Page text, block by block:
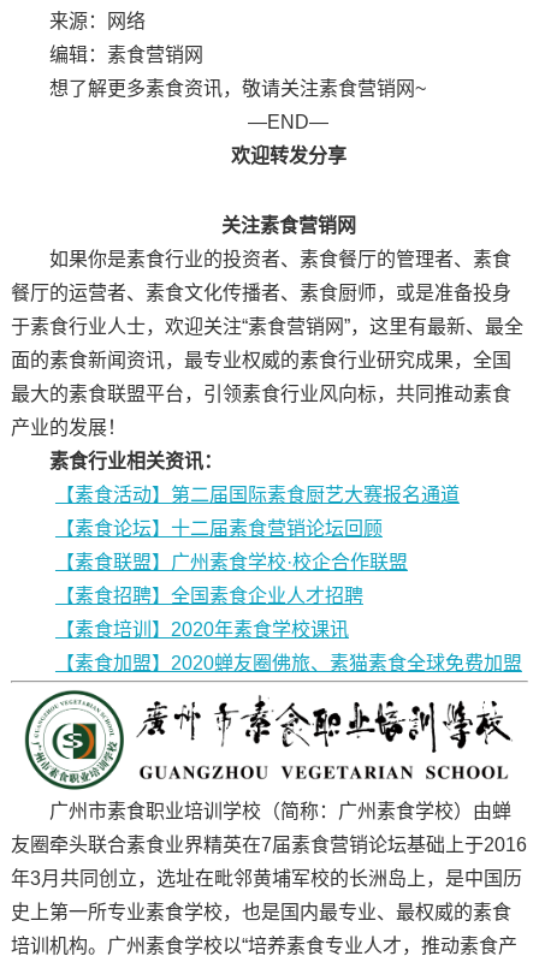
来源：网络
编辑：素食营销网
想了解更多素食资讯，敬请关注素食营销网~
—END—
欢迎转发分享
关注素食营销网
如果你是素食行业的投资者、素食餐厅的管理者、素食
餐厅的运营者、素食文化传播者、素食厨师，或是准备投身
于素食行业人士，欢迎关注“素食营销网”，这里有最新、最全
面的素食新闻资讯，最专业权威的素食行业研究成果，全国
最大的素食联盟平台，引领素食行业风向标，共同推动素食
产业的发展！
素食行业相关资讯：
【素食活动】第二届国际素食厨艺大赛报名通道
【素食论坛】十二届素食营销论坛回顾
【素食联盟】广州素食学校·校企合作联盟
【素食招聘】全国素食企业人才招聘
【素食培训】2020年素食学校课讯
【素食加盟】2020蝉友圈佛旅、素猫素食全球免费加盟
广州市素食职业培训学校（简称：广州素食学校）由蝉
友圈牵头联合素食业界精英在7届素食营销论坛基础上于2016
年3月共同创立，选址在毗邻黄埔军校的长洲岛上，是中国历
史上第一所专业素食学校，也是国内最专业、最权威的素食
培训机构。广州素食学校以“培养素食专业人才，推动素食产